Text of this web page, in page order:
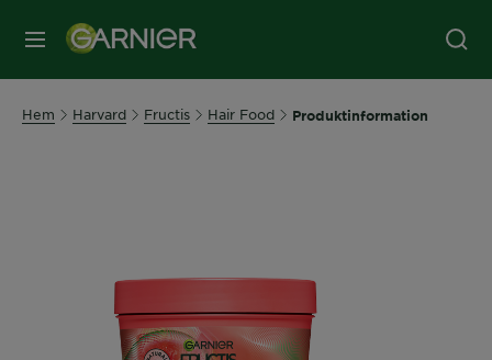
MENY
Hem Harvard Fructis Hair Food Produktinformation